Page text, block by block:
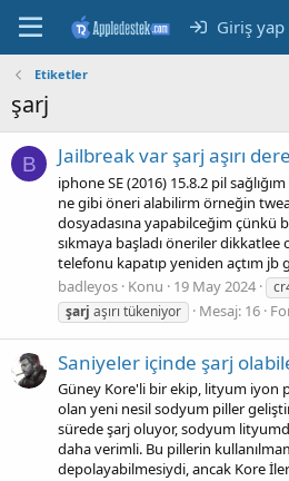
Giriş yap
Etiketler
şarj
B Jailbreak var şarj aşırı
iphone SE (2016) 15.8.2 pil
ne gibi öneri alabilirm örneğin
dosyadasına yapabilceğim çünkü
sıkmaya başladı öneriler dikkatlee
telefonu kapatıp yeniden açtım jb
badleyos Konu 19 May 2024
şarj aşırı tükeniyor Mesaj: 16
Saniyeler içinde şarj
Güney Kore'li bir ekip, lityum iyon
olan yeni nesil sodyum piller
sürede şarj oluyor, sodyum
daha verimli. Bu pillerin
depolayabilmesiydi, ancak Kore